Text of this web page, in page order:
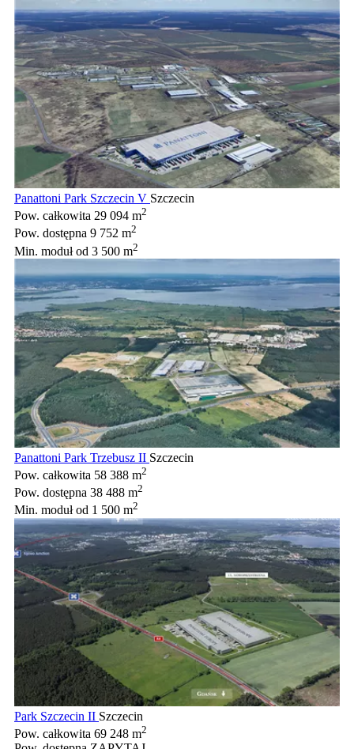
Panattoni Park Szczecin V Szczecin
Pow. całkowita 29 094 m2
Pow. dostępna 9 752 m2
Min. modułod 3 500 m2
Panattoni Park Trzebusz II Szczecin
Pow. całkowita 58 388 m2
Pow. dostępna 38 488 m2
Min. modułod 1 500 m2
Park Szczecin II Szczecin
Pow. całkowita 69 248 m2